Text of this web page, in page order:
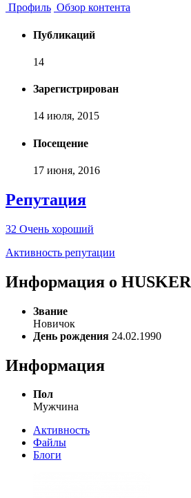
Профиль Обзор контента
Публикаций
14
Зарегистрирован
14 июля, 2015
Посещение
17 июня, 2016
Репутация
32 Очень хороший
Активность репутации
Информация о HUSKER
Звание
Новичок
День рождения 24.02.1990
Информация
Пол
Мужчина
Активность
Файлы
Блоги